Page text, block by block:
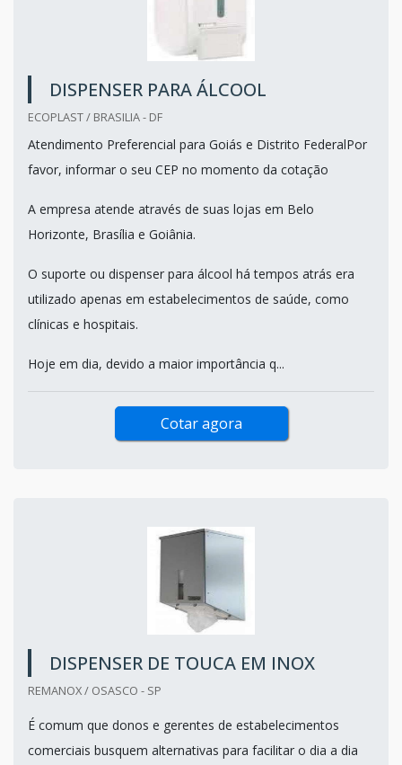
DISPENSER PARA ÁLCOOL
ECOPLAST / BRASILIA - DF
Atendimento Preferencial para Goiás e Distrito FederalPor
favor, informar o seu CEP no momento da cotação
A empresa atende através de suas lojas em Belo
Horizonte, Brasília e Goiânia.
O suporte ou dispenser para álcool há tempos atrás era
utilizado apenas em estabelecimentos de saúde, como
clínicas e hospitais.
Hoje em dia, devido a maior importância q...
Cotar agora
DISPENSER DE TOUCA EM INOX
REMANOX / OSASCO - SP
É comum que donos e gerentes de estabelecimentos
comerciais busquem alternativas para facilitar o dia a dia